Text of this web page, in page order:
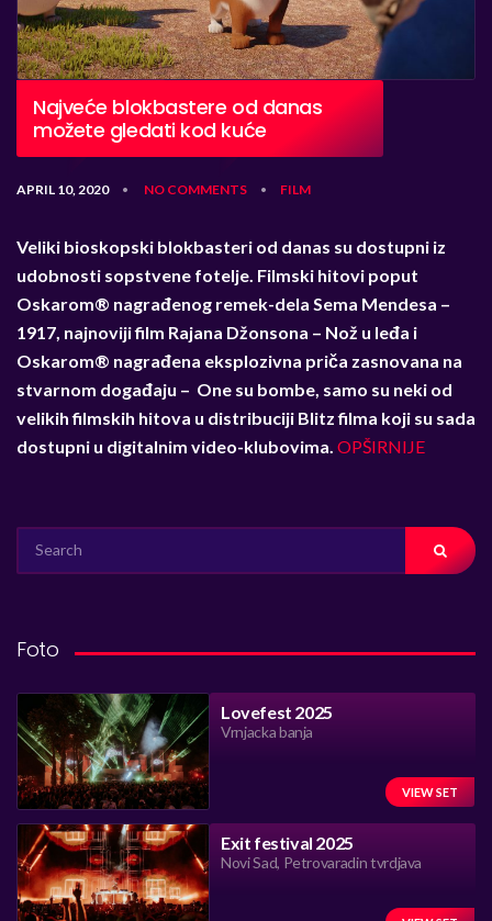
Najveće blokbastere od danas
možete gledati kod kuće
APRIL 10, 2020 • NO COMMENTS • FILM
Veliki bioskopski blokbasteri od danas su dostupni iz
udobnosti sopstvene fotelje. Filmski hitovi poput
Oskarom® nagrađenog remek-dela Sema Mendesa –
1917, najnoviji film Rajana Džonsona – Nož u leđa i
Oskarom® nagrađena eksplozivna priča zasnovana na
stvarnom događaju – One su bombe, samo su neki od
velikih filmskih hitova u distribuciji Blitz filma koji su sada
dostupni u digitalnim video-klubovima. OPŠIRNIJE
FOR:
Foto
Lovefest 2025
Vrnjacka banja
VIEW SET
Exit festival 2025
Novi Sad, Petrovaradin tvrdjava